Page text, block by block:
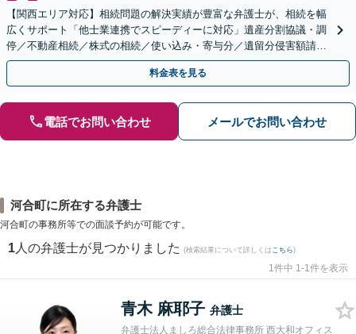
【関西エリア対応】相続問題の解決実績が豊富な弁護士が、相続を幅
広くサポート「他士業連携でスピーディーに対応」遺産分割協議・調
停／不動産相続／株式の相続／使い込み・寄与分／遺留分侵害額請求
／相続放棄（借金の相続）／遺言書作成
料金表を見る
電話でお問い合わせ メールでお問い合わせ
河合町に所在する弁護士
河合町の事務所等での面談予約が可能です。
1 人の弁護士が見つかりました (検索結果について詳しくは こちら)
1件中 1-1件を表示
青木 麻耶子 弁護士
弁護士法人ましろ総合法律事務所 西大和オフィス